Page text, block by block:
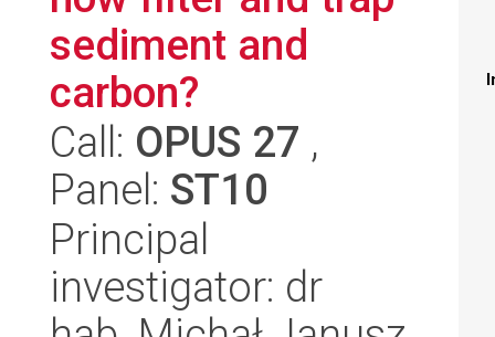
sediment and
carbon?
Call: OPUS 27 ,
Panel: ST10
Principal
investigator: dr